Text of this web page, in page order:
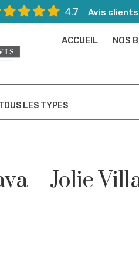
4.7 Avis
ACCUEIL NOS
LES TYPES
– Jolie